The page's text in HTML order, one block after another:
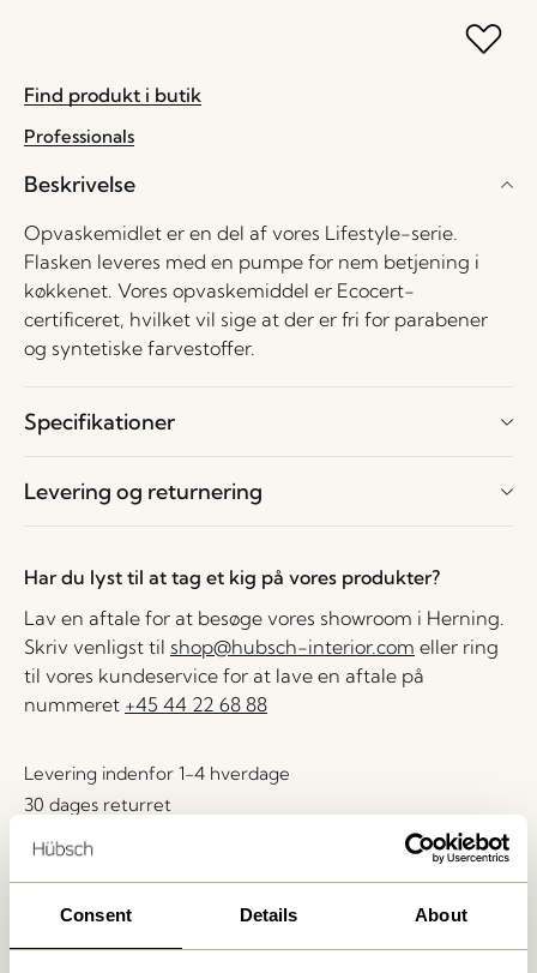
Consent Details About
Find produkt i butik
Professionals
Beskrivelse
Opvaskemidlet er en del af vores Lifestyle-serie.
Flasken leveres med en pumpe for nem betjening i
køkkenet. Vores opvaskemiddel er Ecocert-
certificeret, hvilket vil sige at der er fri for parabener
og syntetiske farvestoffer.
Specifikationer
Levering og returnering
Har du lyst til at tag et kig på vores produkter?
Lav en aftale for at besøge vores showroom i Herning.
Skriv venligst til shop@hubsch-interior.com eller ring
til vores kundeservice for at lave en aftale på
nummeret +45 44 22 68 88
Levering indenfor 1-4 hverdage
30 dages returret
Fri fragt over
Relaterede varer